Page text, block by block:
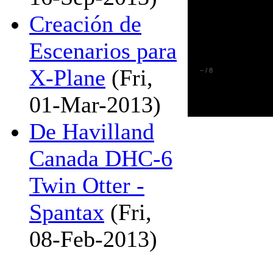
Creación de
Escenarios para
X-Plane (Fri,
01-Mar-2013)
De Havilland
Canada DHC-6
Twin Otter -
Spantax (Fri,
08-Feb-2013)
– / 8